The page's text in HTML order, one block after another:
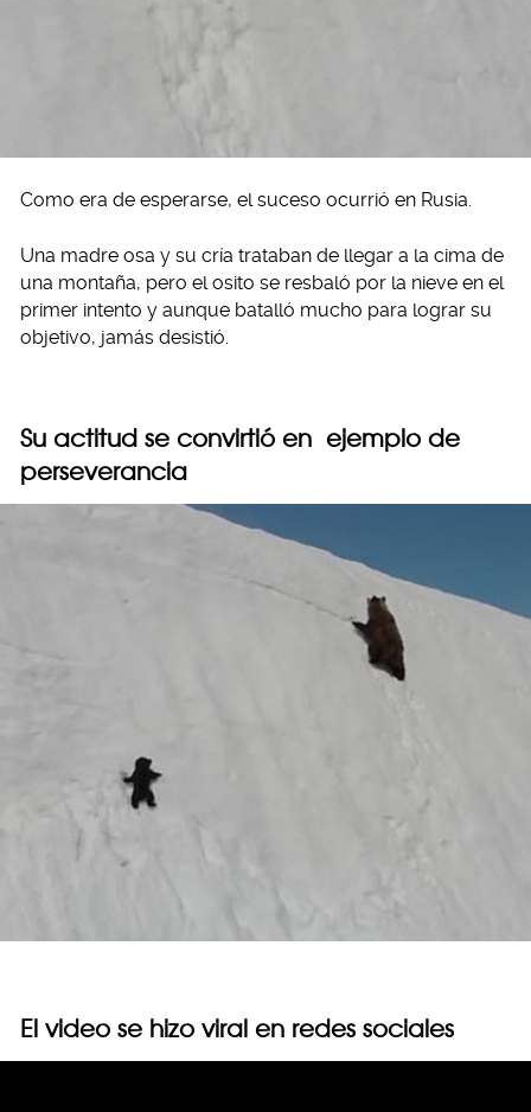
Como era de esperarse, el suceso ocurrió en Rusia.
Una madre osa y su cría trataban de llegar a la cima de
una montaña, pero el osito se resbaló por la nieve en el
primer intento y aunque batalló mucho para lograr su
objetivo, jamás desistió.
Su actitud se convirtió en ejemplo de
perseverancia
El video se hizo viral en redes sociales